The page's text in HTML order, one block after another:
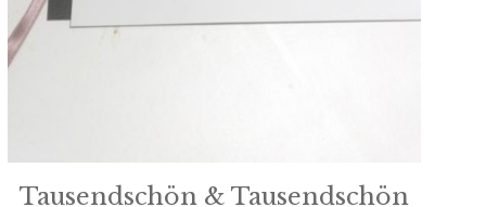
Tausendschön & Tausendschön